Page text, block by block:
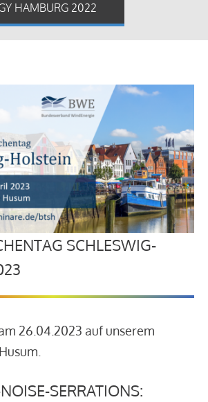
HAMBURG 2022
SCHLESWIG-
26.04.2023 auf unserem
SERRATIONS: